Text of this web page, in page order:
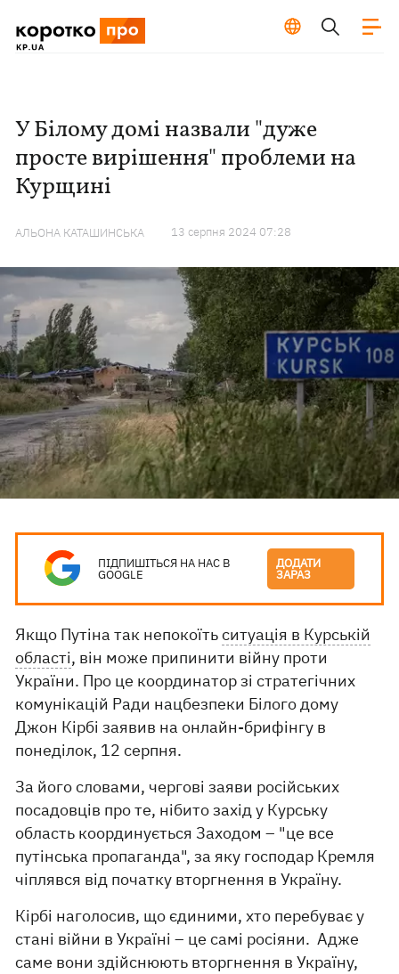
У Білому домі назвали "дуже
просте вирішення" проблеми на
Курщині
АЛЬОНА КАТАШИНСЬКА 13 серпня 2024 07:28
ПІДПИШІТЬСЯ НА НАС В
GOOGLE
ДОДАТИ
ЗАРАЗ
Якщо Путіна так непокоїтьситуація в Курській
області, він може припинити війну проти
України. Про це координатор зі стратегічних
комунікацій Ради нацбезпеки Білого дому
Джон Кірбі заявив на онлайн-брифінгу в
понеділок, 12 серпня.
За його словами, чергові заяви російських
посадовців про те, нібито захід у Курську
область координується Заходом – "це все
путінська пропаганда", за яку господар Кремля
чіплявся від початку вторгнення в Україну.
Кірбі наголосив, що єдиними, хто перебуває у
стані війни в Україні – це самі росіяни. Адже
саме вони здійснюють вторгнення в Україну,